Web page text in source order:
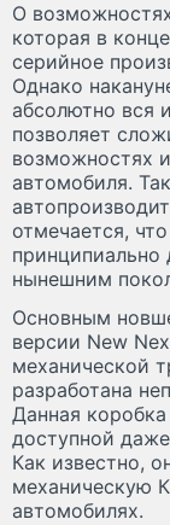
О
которая в
серийное
Однако
абсолютно вся
позволяет
возможностях
автомобиля.
отмечается,
нынешним
Основным
версии New
механической
разработана
Данная
доступной
Как известно,
механическую
автомобилях.